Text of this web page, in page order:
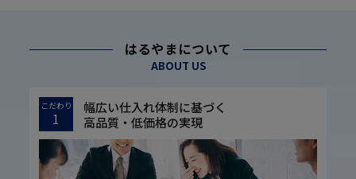
はるやまについて
ABOUT US
こだわり
1
幅広い仕入れ体制に基づく
高品質・低価格の実現